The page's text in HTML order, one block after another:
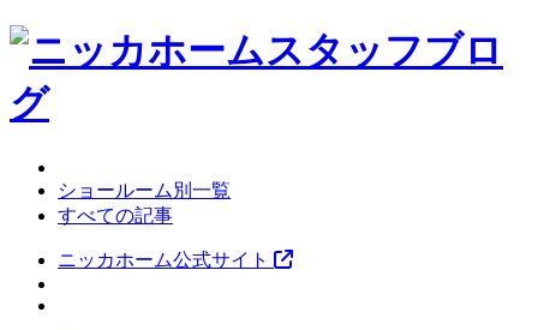
ショールーム別一覧
すべての記事
ニッカホーム公式サイト